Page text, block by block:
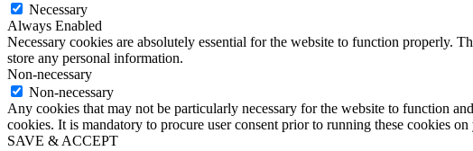
Necessary
Always Enabled
Necessary cookies are absolutely essential for the website to function properly.
store any personal information.
Non-necessary
Non-necessary
Any cookies that may not be particularly necessary for the website to function
cookies. It is mandatory to procure user consent prior to running these cookies
SAVE & ACCEPT